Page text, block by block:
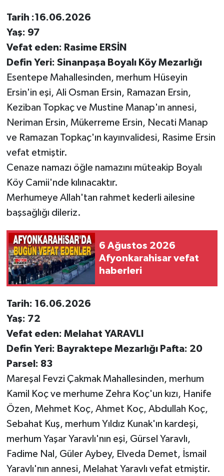
Tarih :16.06.2026
Yaş: 97
Vefat eden: Rasime ERSİN
Defin Yeri: Sinanpaşa Boyalı Köy Mezarlığı
Esentepe Mahallesinden, merhum Hüseyin
Ersin'in eşi, Ali Osman Ersin, Ramazan Ersin,
Keziban Topkaç ve Mustine Manap'ın annesi,
Neriman Ersin, Mükerreme Ersin, Necati Manap
ve Ramazan Topkaç'ın kayınvalidesi, Rasime Ersin
vefat etmiştir.
Cenaze namazı öğle namazını müteakip Boyalı
Köy Camii'nde kılınacaktır.
Merhumeye Allah'tan rahmet kederli ailesine
başsağlığı dileriz.
6 Ağustos 2026
Afyonkarahisar vefat
haberleri
Tarih: 16.06.2026
Yaş: 72
Vefat eden: Melahat YARAVLI
Defin Yeri: Bayraktepe Mezarlığı Pafta: 20
Parsel: 83
Mareşal Fevzi Çakmak Mahallesinden, merhum
Kamil Koç ve merhume Zehra Koç'un kızı, Hanife
Özen, Mehmet Koç, Ahmet Koç, Abdullah Koç,
Sebahat Kuş, merhum Yıldız Kunak'ın kardeşi,
merhum Yaşar Yaravlı'nın eşi, Gürsel Yaravlı,
Fadime Nal, Güler Aybey, Elveda Demet, İsmail
Yaravlı'nın annesi, Melahat Yaravlı vefat etmiştir.